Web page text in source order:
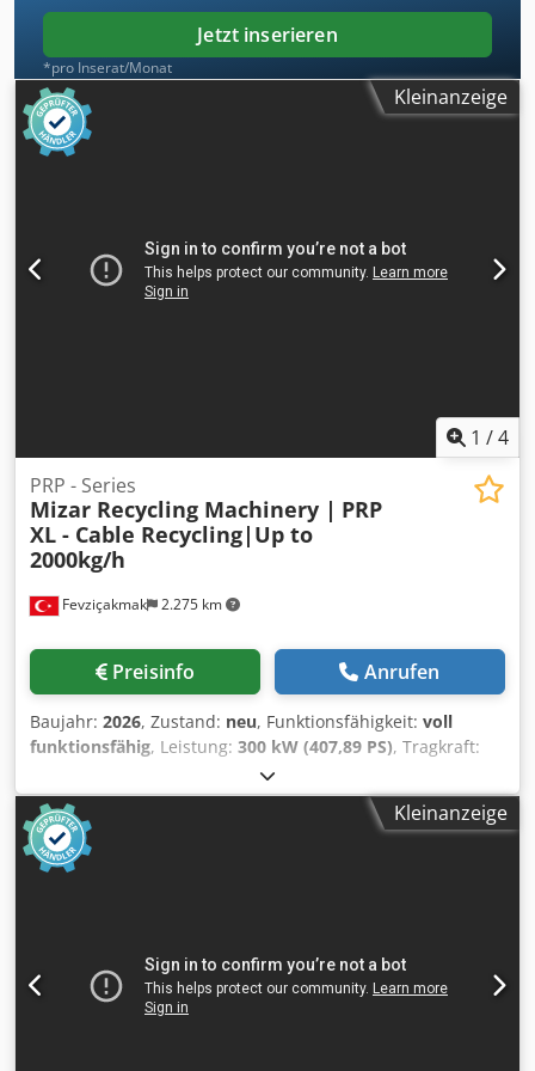
Jetzt inserieren
*pro Inserat/Monat
Kleinanzeige
1 /4
Fevziçakmak 2.275 km
PRP - Series
Mizar Recycling Machinery | PRP
XL - Cable Recycling|Up to
2000kg/h
Preisinfo Anrufen
Baujahr: 2026, Zustand: neu, Funktionsfähigkeit: voll
funktionsfähig, Leistung: 300 kW (407,89 PS), Tragkraft:
, MIZAR PRP-Serie - Kupferkabel-Granulieranlage
& Kabelrecyclinganlage Schlüsselfertige Lösung für
maximale Kupferrückgewinnung (99% Reinheit) Die MIZAR
PRP-Serie ist eine vollautomatische Kabelrecyclinglinie, die
entwickelt wurde, um komplexe, gemischte und
schnellen ROI, niedrige Betriebskosten und maximale
Effizienz. 7-STUFIGE PRÄZISIONSTRENNUNG (100%
Trockenverfahren) • Zerkleinerer (SSH): Vorzerkleinerung
Kleinanzeige